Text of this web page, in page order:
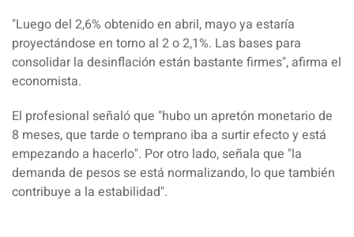
"Luego del 2,6% obtenido en abril, mayo ya estaría
proyectándose en torno al 2 o 2,1%. Las bases para
consolidar la desinflación están bastante firmes", afirma el
economista.
El profesional señaló que "hubo un apretón monetario de
8 meses, que tarde o temprano iba a surtir efecto y está
empezando a hacerlo". Por otro lado, señala que "la
demanda de pesos se está normalizando, lo que también
contribuye a la estabilidad".